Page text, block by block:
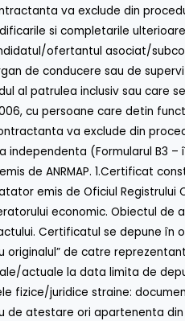
va exclude din
si completarile
ofertantul asociat/
de conducere sau de
al patrulea inclusiv sau care
cu persoane care detin
va exclude din
(Formularul B3 –
de ANRMAP. 1.Certificat
emis de Oficiul Registrului
economic. Obiectul
Certificatul se depune în
originalul” de catre
actuale la data limita de
fizice/juridice straine:
de atestare ori apartenenta